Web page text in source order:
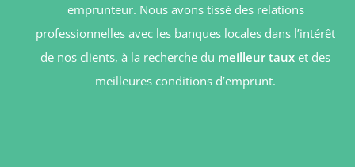
emprunteur. Nous avons tissé des relations
professionnelles avec les banques locales dans l’intérêt
de nos clients, à la recherche du meilleur taux et des
meilleures conditions d’emprunt.